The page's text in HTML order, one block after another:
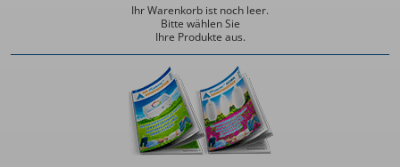
Ihr Warenkorb ist noch leer.
Bitte wählen Sie
Ihre Produkte aus.